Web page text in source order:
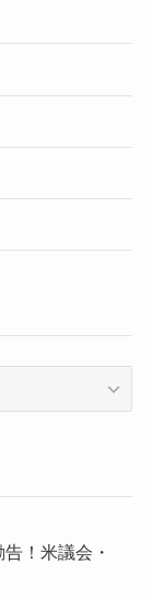
！米議会・